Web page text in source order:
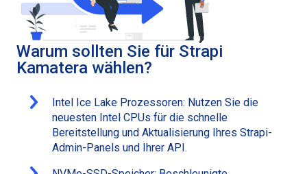
Warum sollten Sie für Strapi
Kamatera wählen?
Intel Ice Lake Prozessoren: Nutzen Sie die
neuesten Intel CPUs für die schnelle
Bereitstellung und Aktualisierung Ihres Strapi-
Admin-Panels und Ihrer API.